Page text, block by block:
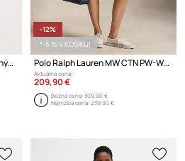
Sportmax Spxara šaty s rozšíreným strihom hladké bavlnené
-12%
*-5 % V KOŠÍKU!
Polo Ralph Lauren MW CTN PW-WVN-DRESSES košeľové šaty hladké bavlnené
Aktuálna cena:
209,90 €
Bežná cena:309,90 €
Najnižšia cena:239,90 €